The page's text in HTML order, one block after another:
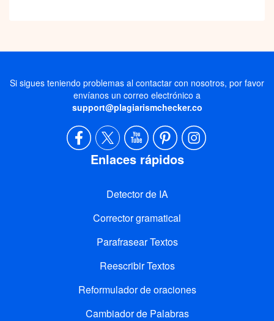
Si sigues teniendo problemas al contactar con nosotros, por favor
envíanos un correo electrónico a
support@plagiarismchecker.co
Enlaces rápidos
Detector de IA
Corrector gramatical
Parafrasear Textos
Reescribir Textos
Reformulador de oraciones
Cambiador de Palabras